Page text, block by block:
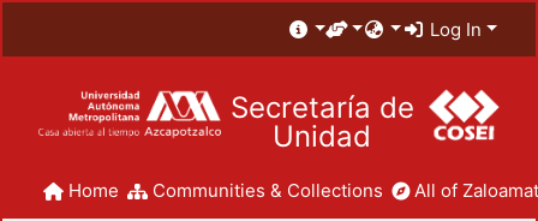
Log In
Secretaría de
Unidad
Home Communities & Collections All of